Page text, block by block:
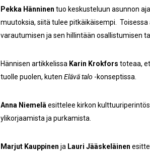
Pekka Hänninen tuo keskusteluun asunnon
muutoksia, siitä tulee pitkäikäisempi.
varautumisen ja sen hillintään osallistumisen
Hännisen artikkelissa Karin Krokfors toteaa,
tuolle puolen, kutenElävä talo -konseptissa.
Anna Niemelä esittelee kirkon
ylikorjaamista ja purkamista.
Marjut Kauppinen ja Lauri Jääskeläinen